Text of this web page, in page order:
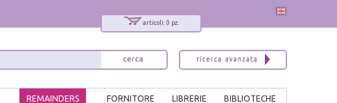
articoli: 0 pz.
BIBLIOTECHE
LIBRERIE
FORNITORE
REMAINDERS